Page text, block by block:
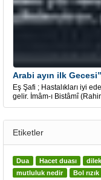
Arabi ayın ilk
Eş Şafi ; Hastalıkları iyi
gelir. İmâm-ı Bistâmî
Etiketler
Dua Hacet duası
mutluluk nedir
Bol